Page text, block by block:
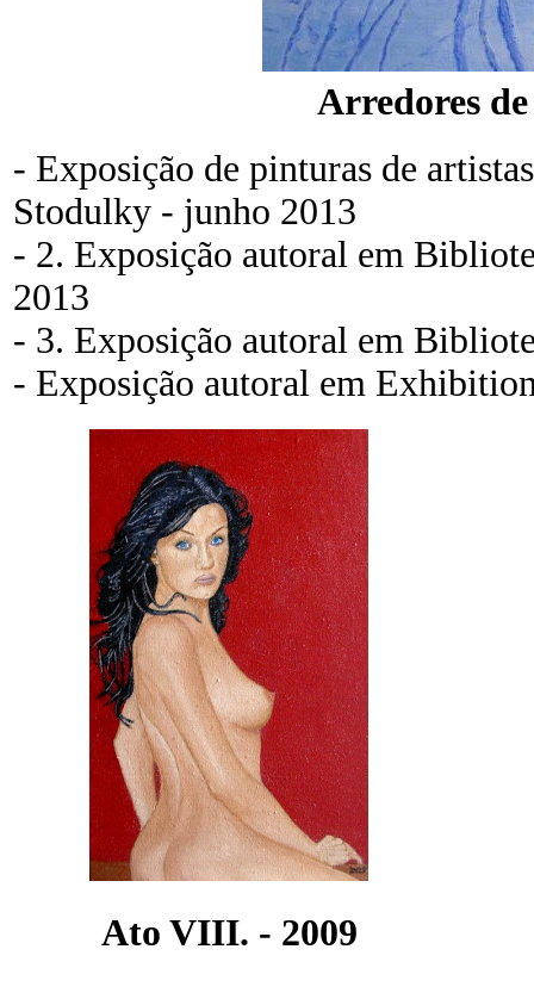
Arredores
- Exposição de pinturas de
Stodulky - junho 2013
- 2. Exposição autoral em
2013
- 3. Exposição autoral em
- Exposição autoral em
Ato VIII. - 2009